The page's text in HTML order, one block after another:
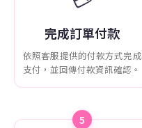
完成訂單付款
依照客服提供的付款方式完成
支付，並回傳付款資訊確認。
5